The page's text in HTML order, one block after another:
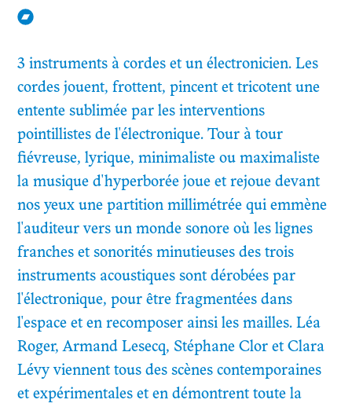
3 instruments à cordes et un électronicien. Les
cordes jouent, frottent, pincent et tricotent une
entente sublimée par les interventions
pointillistes de l'électronique. Tour à tour
fiévreuse, lyrique, minimaliste ou maximaliste
la musique d'hyperborée joue et rejoue devant
nos yeux une partition millimétrée qui emmène
l'auditeur vers un monde sonore où les lignes
franches et sonorités minutieuses des trois
instruments acoustiques sont dérobées par
l'électronique, pour être fragmentées dans
l'espace et en recomposer ainsi les mailles. Léa
Roger, Armand Lesecq, Stéphane Clor et Clara
Lévy viennent tous des scènes contemporaines
et expérimentales et en démontrent toute la